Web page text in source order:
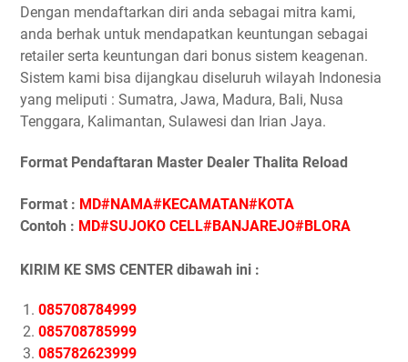
Dengan mendaftarkan diri anda sebagai mitra kami,
anda berhak untuk mendapatkan keuntungan sebagai
retailer serta keuntungan dari bonus sistem keagenan.
Sistem kami bisa dijangkau diseluruh wilayah Indonesia
yang meliputi : Sumatra, Jawa, Madura, Bali, Nusa
Tenggara, Kalimantan, Sulawesi dan Irian Jaya.
Format Pendaftaran Master Dealer Thalita Reload
Format : MD#NAMA#KECAMATAN#KOTA
Contoh : MD#SUJOKO CELL#BANJAREJO#BLORA
KIRIM KE SMS CENTER dibawah ini :
085708784999
085708785999
085782623999